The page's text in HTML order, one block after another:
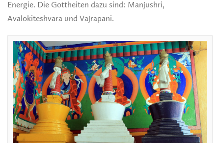
Energie. Die Gottheiten dazu sind: Manjushri,
Avalokiteshvara und Vajrapani.